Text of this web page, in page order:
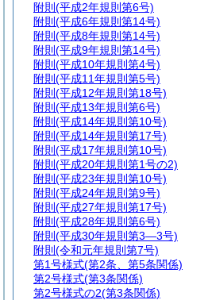
附則 (平成2年規則第6号)
附則 (平成6年規則第14号)
附則 (平成8年規則第14号)
附則 (平成9年規則第14号)
附則 (平成10年規則第4号)
附則 (平成11年規則第5号)
附則 (平成12年規則第18号)
附則 (平成13年規則第6号)
附則 (平成14年規則第10号)
附則 (平成14年規則第17号)
附則 (平成17年規則第10号)
附則 (平成20年規則第1号の2)
附則 (平成23年規則第10号)
附則 (平成24年規則第9号)
附則 (平成27年規則第17号)
附則 (平成28年規則第6号)
附則 (平成30年規則第3―3号)
附則 (令和元年規則第7号)
第1号様式(第2条、第5条関係)
第2号様式(第3条関係)
第2号様式の2(第3条関係)